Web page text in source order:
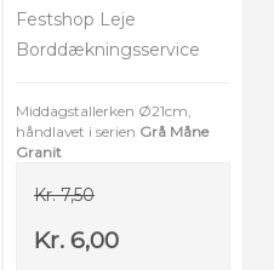
Festshop Leje
Borddækningsservice
Middagstallerken Ø21cm,
håndlavet i serien Grå Måne
Granit
Kr. 7,50
Kr. 6,00